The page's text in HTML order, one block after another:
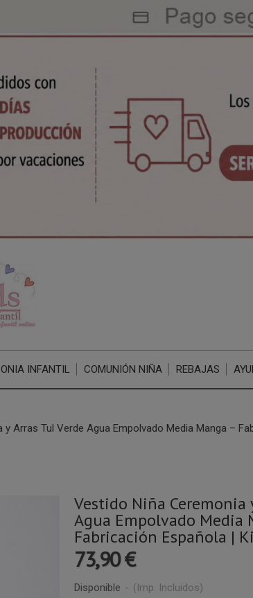
INFANTIL COMUNIÓN NIÑA REBAJAS
Arras Tul Verde Agua Empolvado Media Manga –
Vestido Niña Ceremonia
Agua Empolvado Media
Fabricación Española |
73,90 €
Disponible - (Imp. Incluidos)